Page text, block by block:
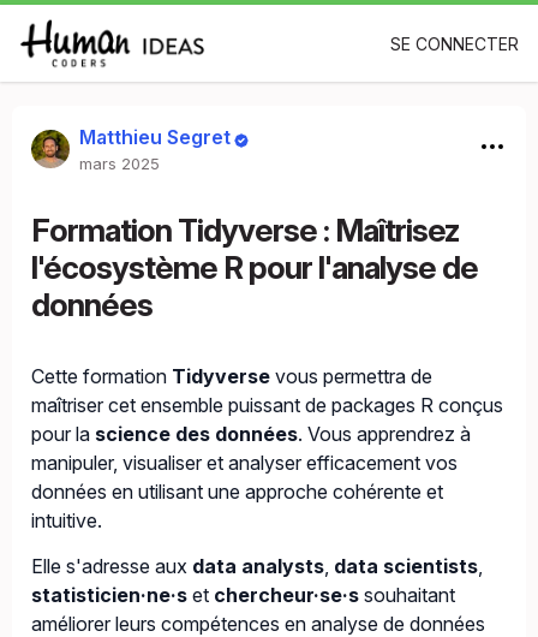
SE CONNECTER
Matthieu Segret
mars 2025
Formation Tidyverse : Maîtrisez
l'écosystème R pour l'analyse de
données
Cette formation Tidyverse vous permettra de
maîtriser cet ensemble puissant de packages R conçus
pour la science des données. Vous apprendrez à
manipuler, visualiser et analyser efficacement vos
données en utilisant une approche cohérente et
intuitive.
Elle s'adresse aux data analysts, data scientists,
statisticien·ne·s et chercheur·se·s souhaitant
améliorer leurs compétences en analyse de données